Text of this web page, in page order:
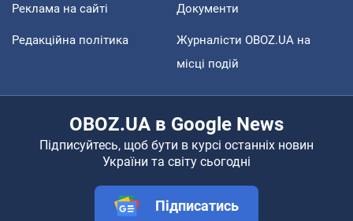
Реклама на сайті Документи
Редакційна політика
Журналісти OBOZ.UA на
місці подій
OBOZ.UA в Google News
Підписуйтесь, щоб бути в курсі останніх новин
України та світу сьогодні
Підписатись